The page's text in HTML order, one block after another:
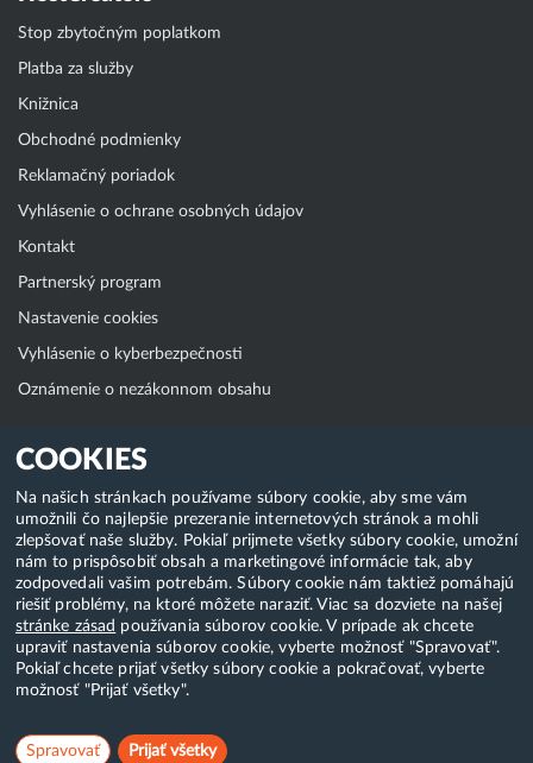
COOKIES
Na našich stránkach používame súbory cookie, aby sme vám
umožnili čo najlepšie prezeranie internetových stránok a mohli
zlepšovať naše služby. Pokiaľ prijmete všetky súbory cookie, umožní
nám to prispôsobiť obsah a marketingové informácie tak, aby
zodpovedali vašim potrebám. Súbory cookie nám taktiež pomáhajú
riešiť problémy, na ktoré môžete naraziť. Viac sa dozviete na našej
stránke zásad používania súborov cookie. V prípade ak chcete
upraviť nastavenia súborov cookie, vyberte možnosť "Spravovať".
Pokiaľ chcete prijať všetky súbory cookie a pokračovať, vyberte
možnosť "Prijať všetky".
Spravovať Prijať všetky
Stop zbytočným poplatkom
Platba za služby
Knižnica
Obchodné podmienky
Reklamačný poriadok
Vyhlásenie o ochrane osobných údajov
Kontakt
Partnerský program
Nastavenie cookies
Vyhlásenie o kyberbezpečnosti
Oznámenie o nezákonnom obsahu
Klientská zóna
WebAdmin
WebMail
Zmena hesla (E-mail, FTP, SSH)
Webhosting
Domény
Copyright & 2018-2026 HostCreators. Všetky práva vyhradené